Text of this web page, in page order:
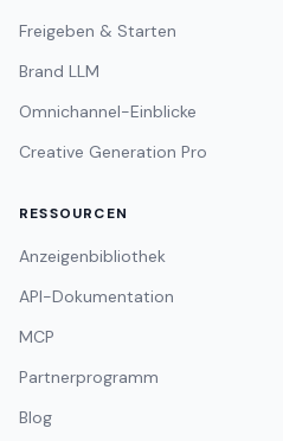
Freigeben & Starten
Brand LLM
Omnichannel-Einblicke
Creative Generation Pro
RESSOURCEN
Anzeigenbibliothek
API-Dokumentation
MCP
Partnerprogramm
Blog